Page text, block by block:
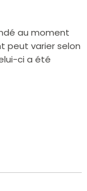
au moment
peut varier selon
ci a été